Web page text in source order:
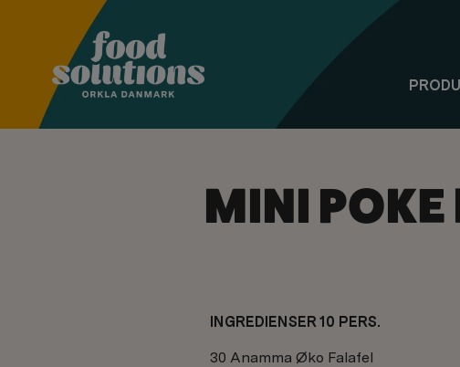
MINI POKE
INGREDIENSER 10 PERS.
30 Anamma Øko Falafel